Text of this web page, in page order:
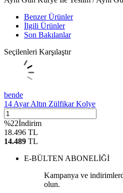
Benzer Ürünler
İlgili Ürünler
Son Bakılanlar
Seçilenleri Karşılaştır
bende
14 Ayar Altın Zülfikar Kolye
%22İndirim
18.496 TL
14.489 TL
E-BÜLTEN ABONELİĞİ
Kampanya ve
olun.